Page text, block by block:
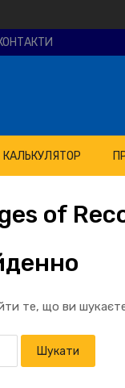
КАЛЬКУЛЯТОР
of
те, що ви